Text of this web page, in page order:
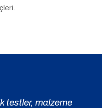
testler, malzeme